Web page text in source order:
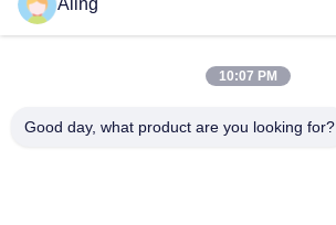
홈
제품 소개
회사 소개
Aling
10:07 PM
Good day, what product are you looking for?